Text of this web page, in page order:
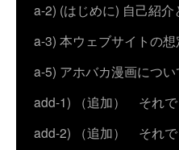
a-2) (はじめに) 自己紹
a-3) 本ウェブサイトの
a-5) アホバカ漫画につい
add-1) （追加） それで
add-2) （追加） それで